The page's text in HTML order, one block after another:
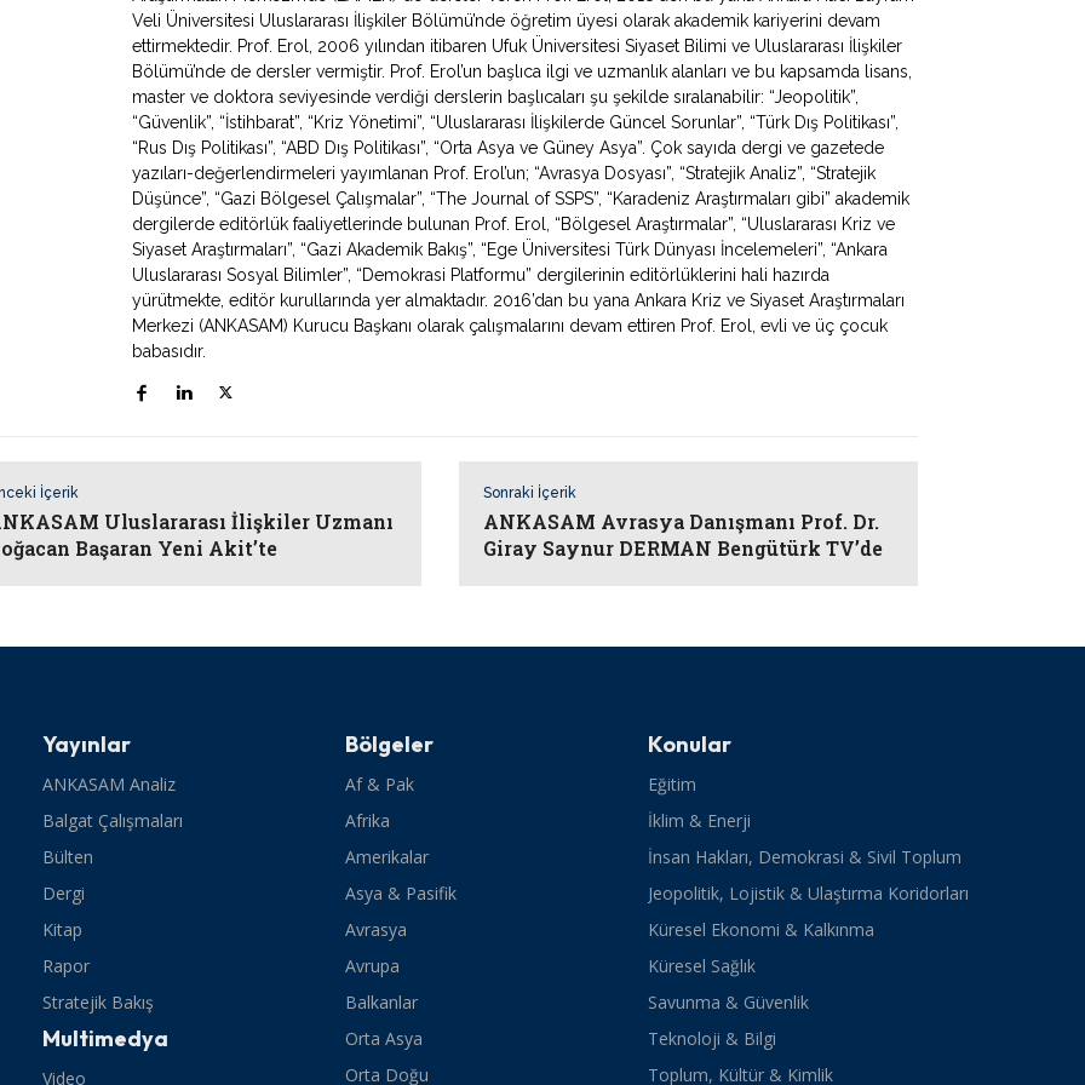
Veli Üniversitesi Uluslararası İlişkiler Bölümü’nde öğretim üyesi olarak akademik kariyerini devam
ettirmektedir. Prof. Erol, 2006 yılından itibaren Ufuk Üniversitesi Siyaset Bilimi ve Uluslararası İlişkiler
Bölümü’nde de dersler vermiştir. Prof. Erol’un başlıca ilgi ve uzmanlık alanları ve bu kapsamda lisans,
master ve doktora seviyesinde verdiği derslerin başlıcaları şu şekilde sıralanabilir: “Jeopolitik”,
“Güvenlik”, “İstihbarat”, “Kriz Yönetimi”, “Uluslararası İlişkilerde Güncel Sorunlar”, “Türk Dış Politikası”,
“Rus Dış Politikası”, “ABD Dış Politikası”, “Orta Asya ve Güney Asya”. Çok sayıda dergi ve gazetede
yazıları-değerlendirmeleri yayımlanan Prof. Erol’un; “Avrasya Dosyası”, “Stratejik Analiz”, “Stratejik
Düşünce”, “Gazi Bölgesel Çalışmalar”, “The Journal of SSPS”, “Karadeniz Araştırmaları gibi” akademik
dergilerde editörlük faaliyetlerinde bulunan Prof. Erol, “Bölgesel Araştırmalar”, “Uluslararası Kriz ve
Siyaset Araştırmaları”, “Gazi Akademik Bakış”, “Ege Üniversitesi Türk Dünyası İncelemeleri”, “Ankara
Uluslararası Sosyal Bilimler”, “Demokrasi Platformu” dergilerinin editörlüklerini hali hazırda
yürütmekte, editör kurullarında yer almaktadır. 2016’dan bu yana Ankara Kriz ve Siyaset Araştırmaları
Merkezi (ANKASAM) Kurucu Başkanı olarak çalışmalarını devam ettiren Prof. Erol, evli ve üç çocuk
babasıdır.
İçerik
Uluslararası İlişkiler Uzmanı
Başaran Yeni Akit’te
Sonraki İçerik
ANKASAM Avrasya Danışmanı Prof. Dr.
Giray Saynur DERMAN Bengütürk TV’de
Yayınlar
ANKASAM Analiz
Balgat Çalışmaları
Bülten
Dergi
Kitap
Rapor
Stratejik Bakış
Multimedya
Video
Bölgeler
Af & Pak
Afrika
Amerikalar
Asya & Pasifik
Avrasya
Avrupa
Balkanlar
Orta Asya
Orta Doğu
Konular
Eğitim
İklim & Enerji
İnsan Hakları, Demokrasi & Sivil Toplum
Jeopolitik, Lojistik & Ulaştırma Koridorları
Küresel Ekonomi & Kalkınma
Küresel Sağlık
Savunma & Güvenlik
Teknoloji & Bilgi
Toplum, Kültür & Kimlik